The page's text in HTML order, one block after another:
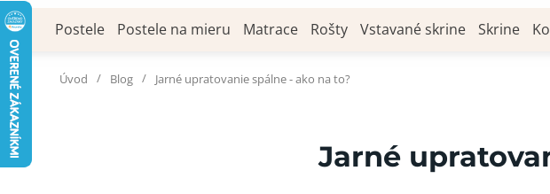
Postele Postele na mieru Matrace Rošty Vstavané skrine Skrine
Úvod / Blog / Jarné upratovanie spálne - ako na to?
Jarné